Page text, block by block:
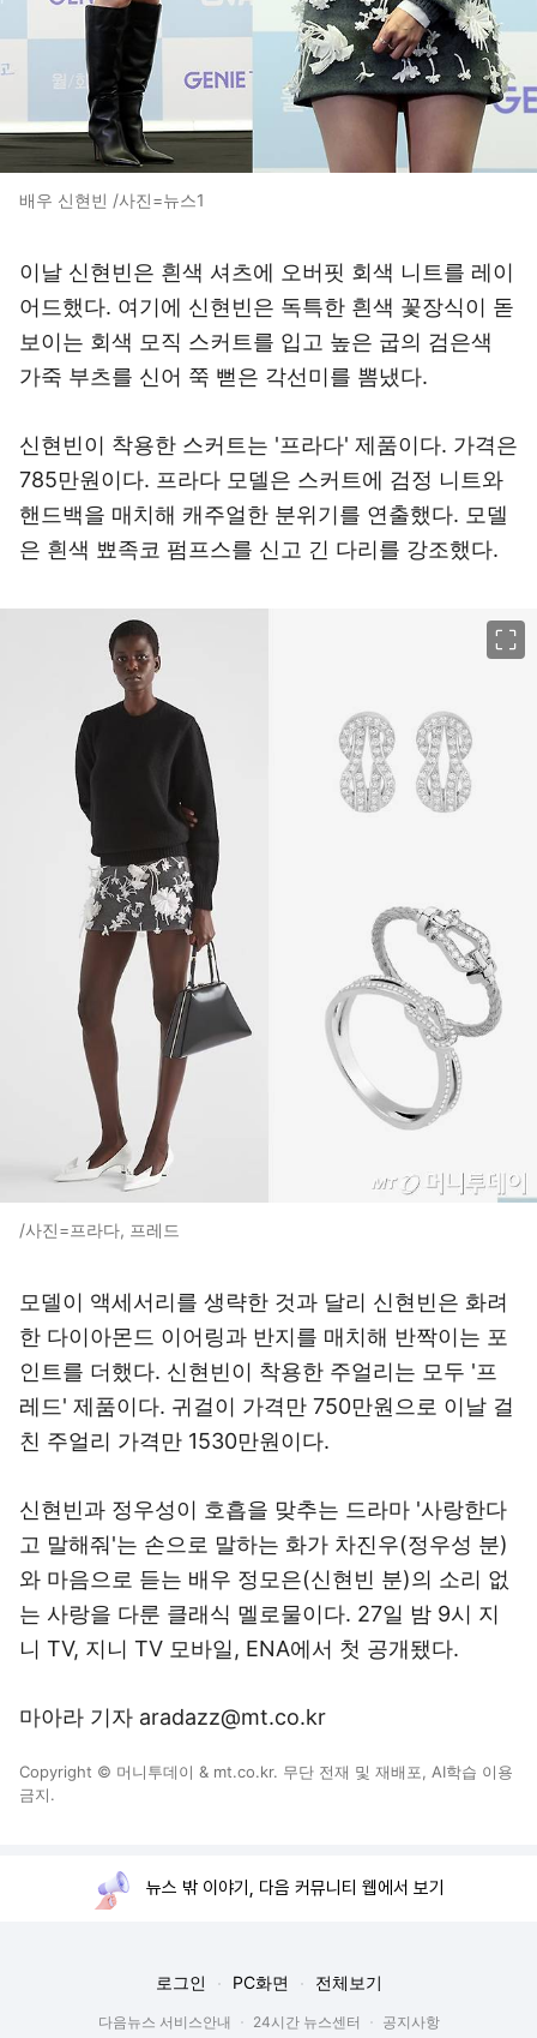
배우 신현빈 /사진=뉴스1
이날 신현빈은 흰색 셔츠에 오버핏 회색 니트를 레이
어드했다. 여기에 신현빈은 독특한 흰색 꽃장식이 돋
보이는 회색 모직 스커트를 입고 높은 굽의 검은색
가죽 부츠를 신어 쭉 뻗은 각선미를 뽐냈다.
신현빈이 착용한 스커트는 '프라다' 제품이다. 가격은
785만원이다. 프라다 모델은 스커트에 검정 니트와
핸드백을 매치해 캐주얼한 분위기를 연출했다. 모델
은 흰색 뾰족코 펌프스를 신고 긴 다리를 강조했다.
/사진=프라다, 프레드
모델이 액세서리를 생략한 것과 달리 신현빈은 화려
한 다이아몬드 이어링과 반지를 매치해 반짝이는 포
인트를 더했다. 신현빈이 착용한 주얼리는 모두 '프
레드' 제품이다. 귀걸이 가격만 750만원으로 이날 걸
친 주얼리 가격만 1530만원이다.
신현빈과 정우성이 호흡을 맞추는 드라마 '사랑한다
고 말해줘'는 손으로 말하는 화가 차진우(정우성 분)
와 마음으로 듣는 배우 정모은(신현빈 분)의 소리 없
는 사랑을 다룬 클래식 멜로물이다. 27일 밤 9시 지
니 TV, 지니 TV 모바일, ENA에서 첫 공개됐다.
마아라 기자 aradazz@mt.co.kr
Copyright © 머니투데이 & mt.co.kr. 무단 전재 및 재배포, AI학습 이용
금지.
뉴스 밖 이야기, 다음 커뮤니티 웹에서 보기
로그인 PC화면 전체보기
다음뉴스 서비스안내 24시간 뉴스센터 공지사항